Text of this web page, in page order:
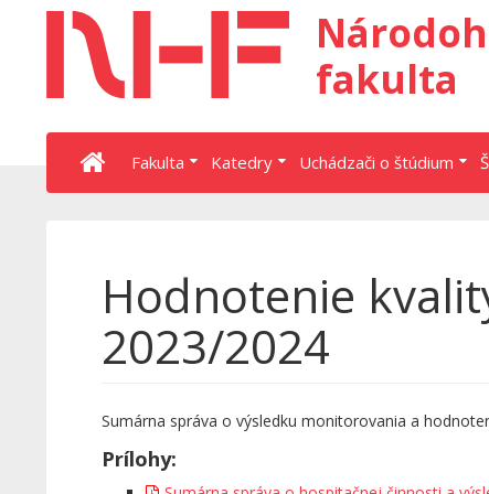
fakulta
Fakulta Katedry Uchádzači o štúdium
Hodnotenie
2023/2024
Sumárna správa o výsledku monitorovania a
Prílohy: